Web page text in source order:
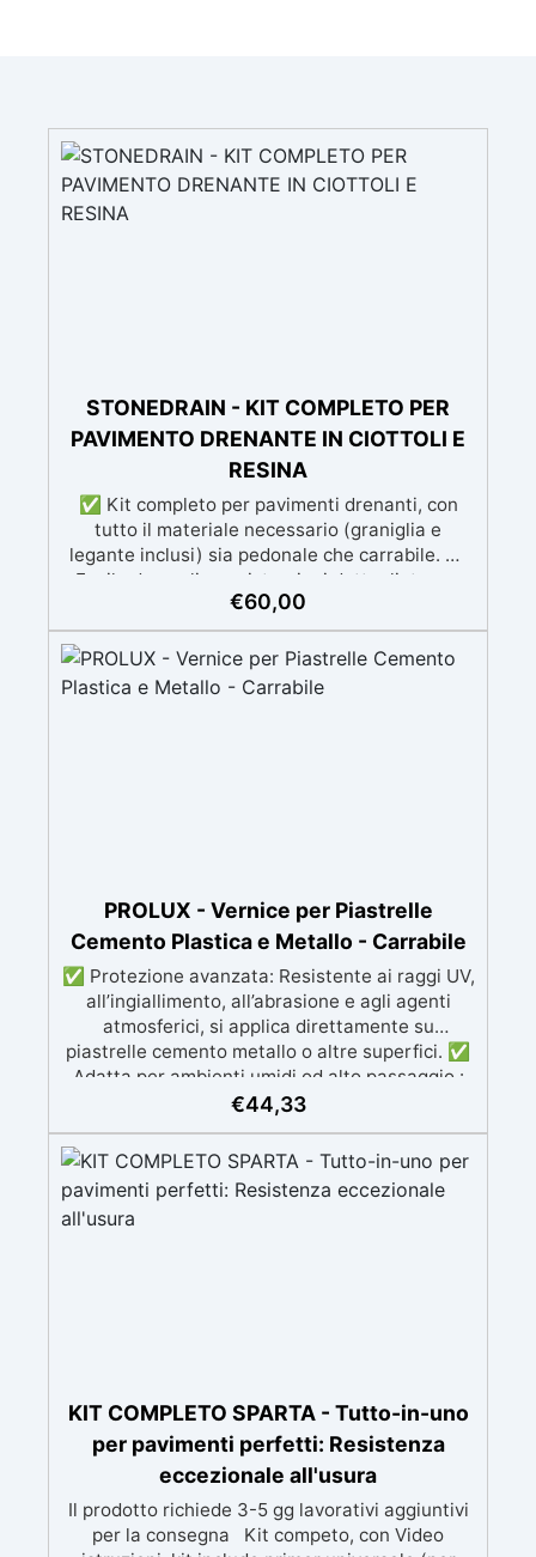
STONEDRAIN - KIT COMPLETO PER
PAVIMENTO DRENANTE IN CIOTTOLI E
RESINA
✅ Kit completo per pavimenti drenanti, con
tutto il materiale necessario (graniglia e
legante inclusi) sia pedonale che carrabile. ✅
Facile da applicare: istruzioni dettagliate per
risultati impeccabili, senza bisogno di
esperienza, con assistenza video/telefonica
gratuita ✅ Economico e Veloce: rinnova le
superfici con una spesa minima, evitando
€60,00
PROLUX - Vernice per Piastrelle
Cemento Plastica e Metallo - Carrabile
✅ Protezione avanzata: Resistente ai raggi UV,
all’ingiallimento, all’abrasione e agli agenti
atmosferici, si applica direttamente su
piastrelle cemento metallo o altre superfici. ✅
Adatta per ambienti umidi od alto passaggio :
Formulazione Poliuretanica, ideale per ambienti
superiore alle resine epossidiche e vernici
classiche. ✅ Finitura versatile e
personalizzabile: Disponibile in qualsiasi colore,
con finitura lucida o satinata. Coprente in una
574/2014 - Marcatura CE secondo EN 1504-2 e
relativa Dichiarazione di Prestazione (DoP) ✅
Facile da Usare, miscela i 2 componenti (2 : 1)
comodamente predosati
€44,33
KIT COMPLETO SPARTA - Tutto-in-uno
per pavimenti perfetti: Resistenza
eccezionale all'usura
Il prodotto richiede 3-5 gg lavorativi aggiuntivi
per la consegna Kit competo, con Video